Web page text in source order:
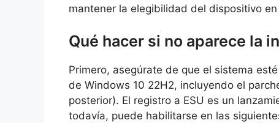
mantener la elegibilidad del dispositivo
Qué hacer si no aparece la
Primero, asegúrate de que el sistema
de Windows 10 22H2, incluyendo el
posterior). El registro a ESU es un
todavía, puede habilitarse en las